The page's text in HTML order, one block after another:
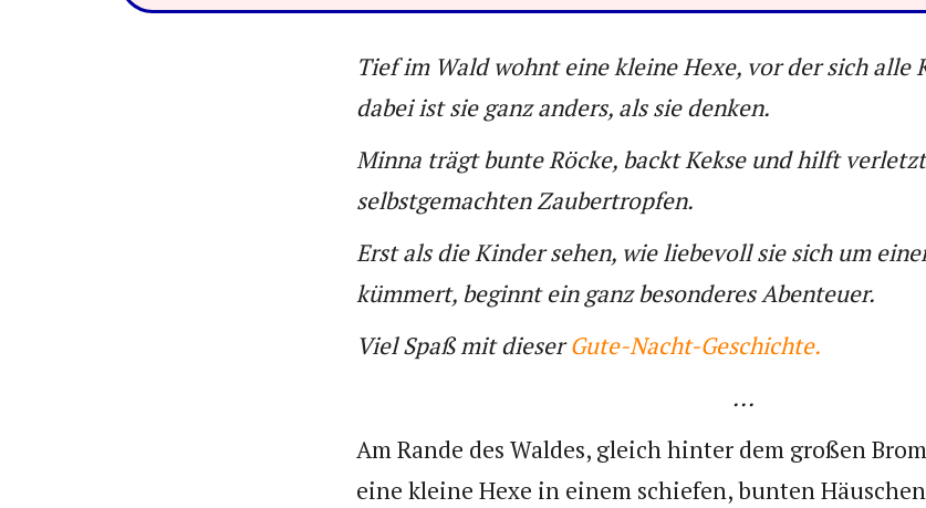
Tief im Wald wohnt eine kleine Hexe, vor der sich alle
dabei ist sie ganz anders, als sie denken.
Minna trägt bunte Röcke, backt Kekse und hilft
selbstgemachten Zaubertropfen.
Erst als die Kinder sehen, wie liebevoll sie sich um
kümmert, beginnt ein ganz besonderes Abenteuer.
Viel Spaß mit dieserGute-Nacht-Geschichte.
...
Am Rande des Waldes, gleich hinter dem großen
eine kleine Hexe in einem schiefen, bunten